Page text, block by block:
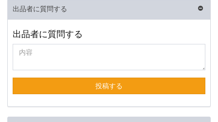
出品者に質問する
出品者に質問する
投稿する